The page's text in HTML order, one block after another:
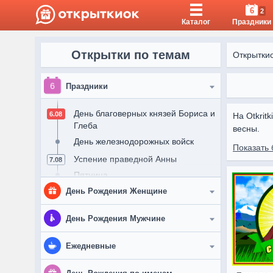
Каталог
6 2
Праздники
Открытки по темам
Праздники
6.08
День благоверных князей Бориса и
Глеба
День железнодорожных войск
7.08
Успение праведной Анны
Пятница
8.08
Всемирный день кошек
Выходные
9.08
День физкультурника
День Рождения Женщине
Женщине
Девушке
День Рождения Мужчине
Мужчине
Ежедневные
Доброе утро
На
весны.
С
Показать